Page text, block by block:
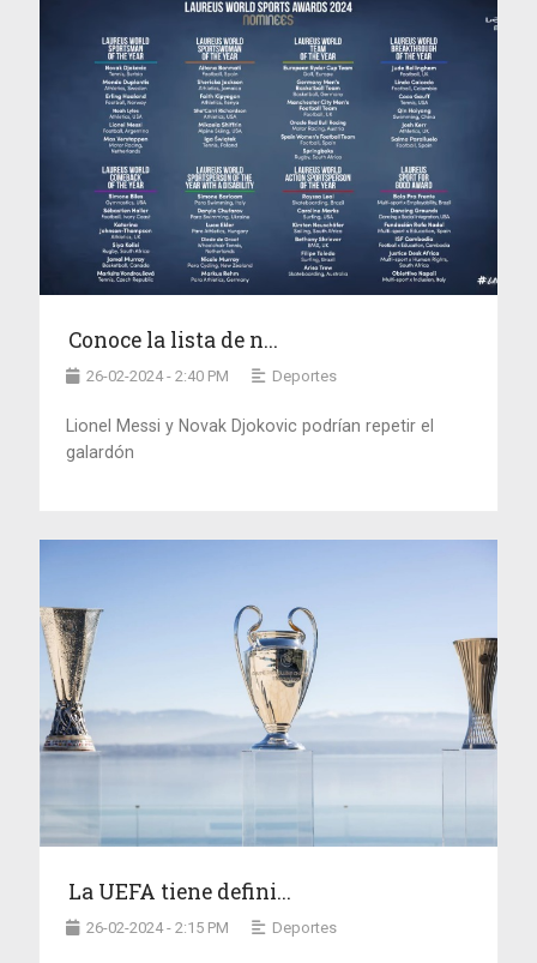
Conoce la lista de n...
26-02-2024 - 2:40 PM Deportes
Lionel Messi y Novak Djokovic podrían repetir el
galardón
La UEFA tiene defini...
26-02-2024 - 2:15 PM Deportes